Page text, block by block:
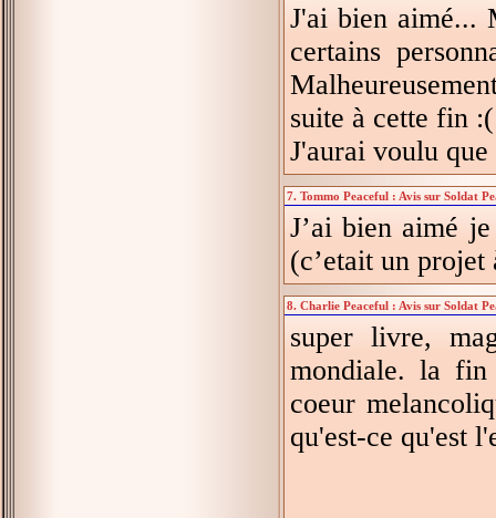
J'ai bien aimé...
certains
suite à cette fin :(
J'aurai voulu que
7. Tommo Peaceful : Avis sur Soldat
J’ai bien aimé
(c’etait un
8. Charlie Peaceful : Avis sur Soldat
super livre,
mondiale. la fin
coeur
qu'est-ce qu'est